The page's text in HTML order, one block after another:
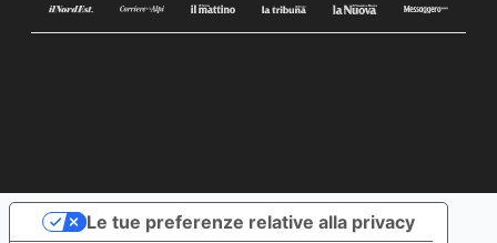
Le tue preferenze relative alla privacy